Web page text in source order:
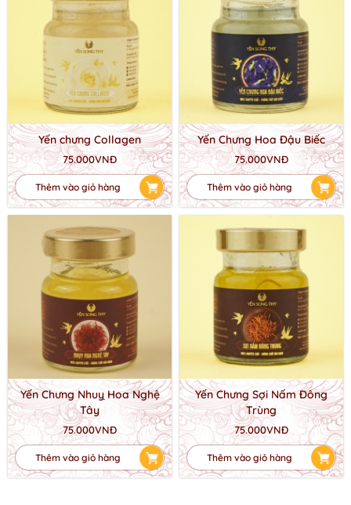
Yến chưng Collagen
75.000VNĐ
Thêm vào giỏ hàng
Yến Chưng Hoa Đậu Biếc
75.000VNĐ
Thêm vào giỏ hàng
Yến Chưng Nhuỵ Hoa Nghệ
Tây
75.000VNĐ
Thêm vào giỏ hàng
Yến Chưng Sợi Nấm Đông
Trùng
75.000VNĐ
Thêm vào giỏ hàng